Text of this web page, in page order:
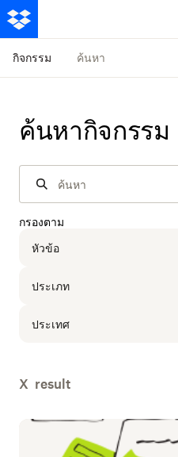
กิจกรรม ค้นหา
ค้นหากิจกรรม
กรองตาม
หัวข้อ
AI
ประเภท
ออนไลน์
ประเทศ
Singapore
United Kingdom
Canada
X result